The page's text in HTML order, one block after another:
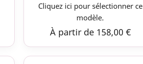
Cliquez ici pour sélectionner ce
modèle.
À partir de 158,00 €